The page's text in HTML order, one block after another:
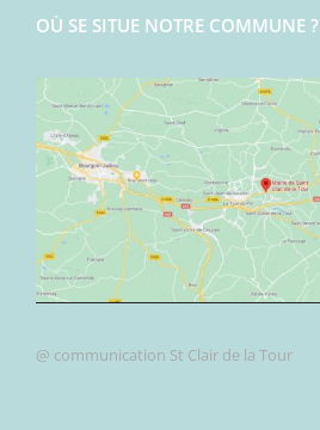
OÙ SE SITUE NOTRE COMMUNE ?
@ communication St Clair de la Tour